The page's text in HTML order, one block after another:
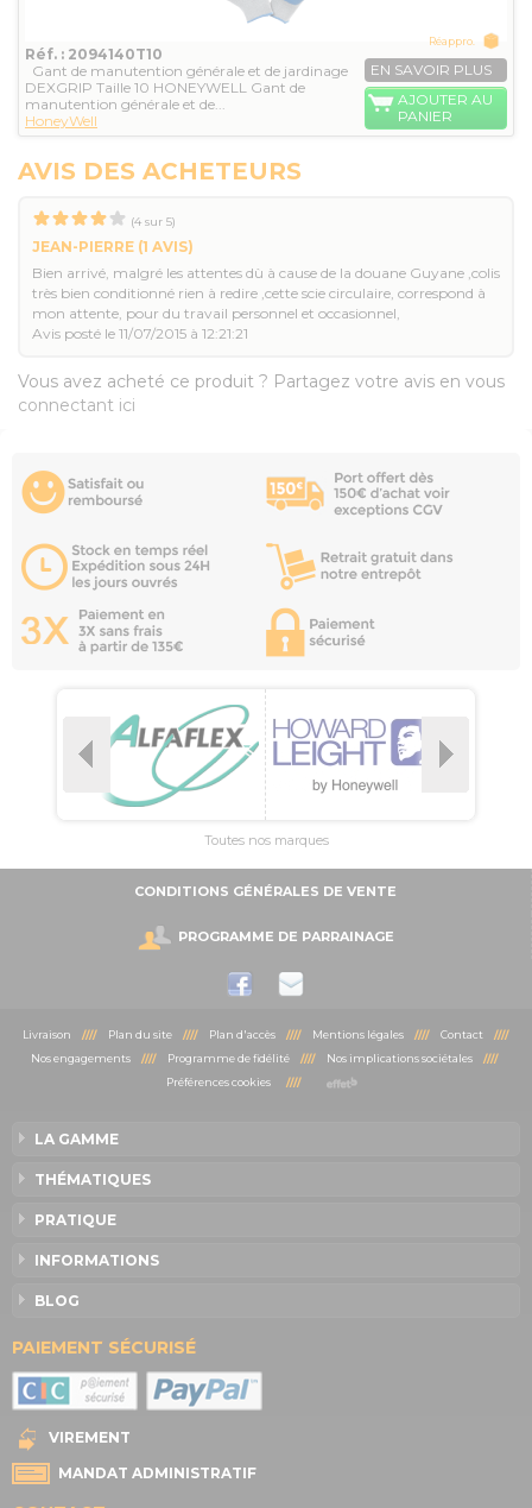
Réf. : 2094140T10
Gant de manutention générale et de jardinage
DEXGRIP Taille 10 HONEYWELL Gant de
manutention générale et de...
HoneyWell
Réappro.
EN SAVOIR PLUS
AJOUTER AU
PANIER
AVIS DES ACHETEURS
(4 sur 5)
JEAN-PIERRE (1 AVIS)
Bien arrivé, malgré les attentes dù à cause de la douane Guyane ,colis
très bien conditionné rien à redire ,cette scie circulaire, correspond à
mon attente, pour du travail personnel et occasionnel,
Avis posté le 11/07/2015 à 12:21:21
Vous avez acheté ce produit ? Partagez votre avis en vous
connectant ici
Toutes nos marques
CONDITIONS GÉNÉRALES DE VENTE
PROGRAMME DE PARRAINAGE
Livraison //// Plan du site //// Plan d'accès //// Mentions légales //// Contact ////
Nos engagements//// Programme de fidélité//// Nos implications sociétales////
Préférences cookies
////
LA GAMME
THÉMATIQUES
PRATIQUE
INFORMATIONS
BLOG
PAIEMENT SÉCURISÉ
VIREMENT
MANDAT ADMINISTRATIF